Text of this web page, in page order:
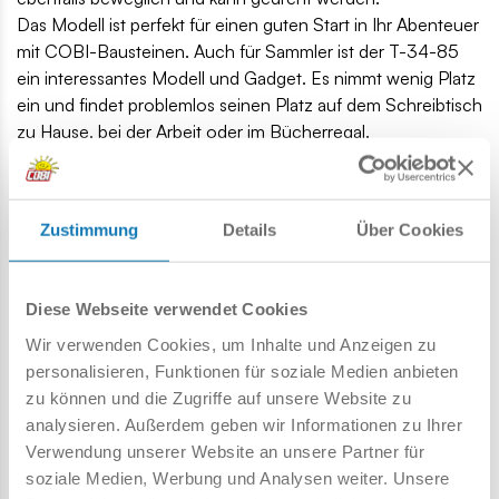
Zustimmung Details Über Cookies
Diese Webseite verwendet Cookies
Wir verwenden Cookies, um Inhalte und Anzeigen zu
personalisieren, Funktionen für soziale Medien anbieten
zu können und die Zugriffe auf unsere Website zu
analysieren. Außerdem geben wir Informationen zu Ihrer
Verwendung unserer Website an unsere Partner für
soziale Medien, Werbung und Analysen weiter. Unsere
Das Modell ist perfekt für einen guten Start in Ihr Abenteuer
mit COBI-Bausteinen. Auch für Sammler ist der T-34-85
ein interessantes Modell und Gadget. Es nimmt wenig Platz
ein und findet problemlos seinen Platz auf dem Schreibtisch
zu Hause, bei der Arbeit oder im Bücherregal.
Wenn Sie ein fortgeschrittener Blockdesigner sind, bietet
Ihnen das Modell sehr interessante Elemente. Drücken Sie
für Block Geschichte auf!
hergestellt in der EU von einem Unternehmen mit über
20-jähriger Tradition,
die Sicherheitsstandards für Kinderprodukte erfüllen,
voll kompatibel mit Klemm-Bausteinen anderer Marken,
Blöcke mit Aufdrucken verformen sich nicht und
verblassen nicht beim Spielen oder unter
Temperatureinfluss,